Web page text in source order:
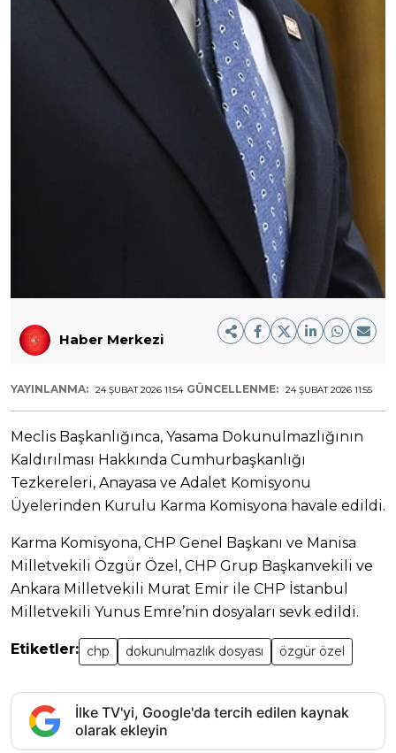
Haber Merkezi
YAYINLANMA: 24 ŞUBAT 2026 11:54 GÜNCELLENME: 24 ŞUBAT 2026 11:55
Meclis Başkanlığınca, Yasama Dokunulmazlığının
Kaldırılması Hakkında Cumhurbaşkanlığı
Tezkereleri, Anayasa ve Adalet Komisyonu
Üyelerinden Kurulu Karma Komisyona havale edildi.
Karma Komisyona, CHP Genel Başkanı ve Manisa
Milletvekili Özgür Özel, CHP Grup Başkanvekili ve
Ankara Milletvekili Murat Emir ile CHP İstanbul
Milletvekili Yunus Emre’nin dosyaları sevk edildi.
Etiketler: chp dokunulmazlık dosyası özgür özel
İlke TV'yi, Google'da tercih edilen kaynak
olarak ekleyin